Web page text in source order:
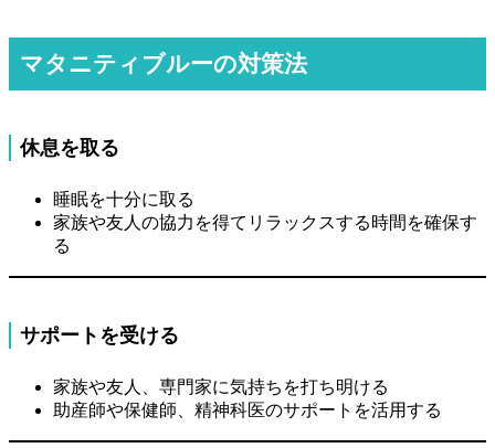
マタニティブルーの対策法
休息を取る
睡眠を十分に取る
家族や友人の協力を得てリラックスする時間を確保す
る
サポートを受ける
家族や友人、専門家に気持ちを打ち明ける
助産師や保健師、精神科医のサポートを活用する